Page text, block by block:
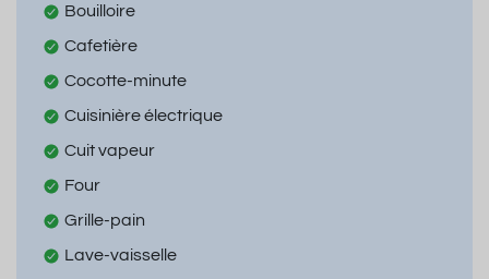
Bouilloire
Cafetière
Cocotte-minute
Cuisinière électrique
Cuit vapeur
Four
Grille-pain
Lave-vaisselle